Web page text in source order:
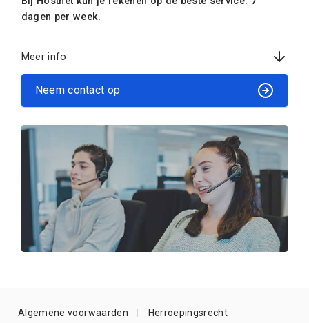
dagen per week.
Meer info
Neem contact op
Algemene voorwaarden Herroepingsrecht